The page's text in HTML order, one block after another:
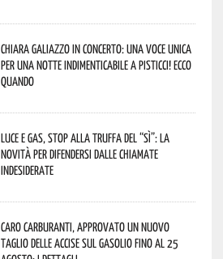
Chiara Galiazzo in concerto: una voce unica
per una notte indimenticabile a Pisticci! Ecco
quando
Luce e gas, stop alla truffa del “Sì”: la
novità per difendersi dalle chiamate
indesiderate
Caro carburanti, approvato un nuovo
taglio delle accise sul gasolio fino al 25